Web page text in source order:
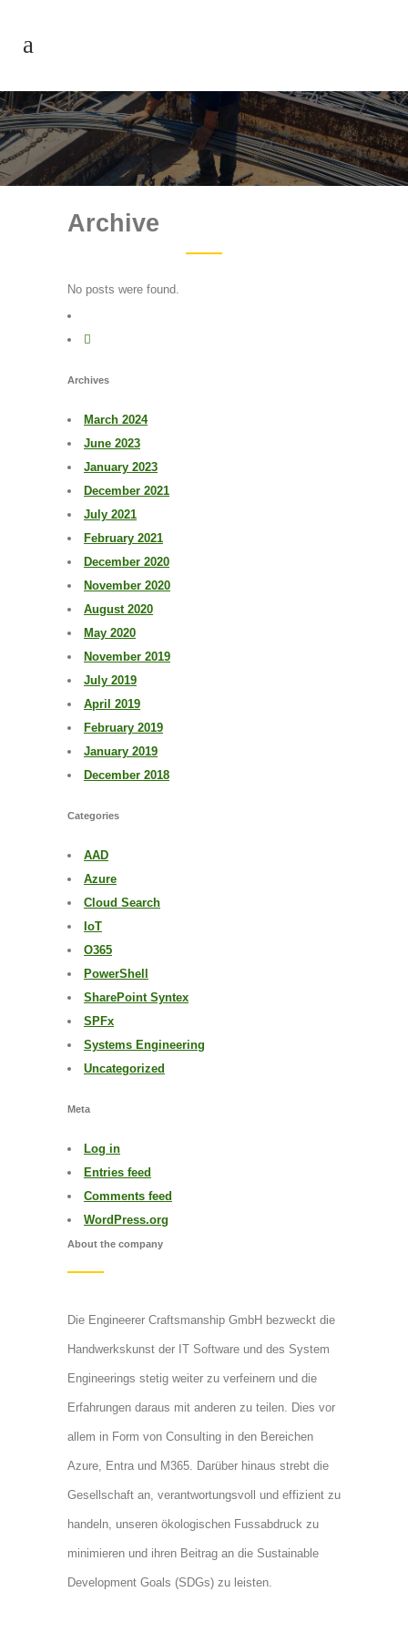
Archive
No posts were found.
Archives
March 2024
June 2023
January 2023
December 2021
July 2021
February 2021
December 2020
November 2020
August 2020
May 2020
November 2019
July 2019
April 2019
February 2019
January 2019
December 2018
Categories
AAD
Azure
Cloud Search
IoT
O365
PowerShell
SharePoint Syntex
SPFx
Systems Engineering
Uncategorized
Meta
Log in
Entries feed
Comments feed
WordPress.org
About the company
Die Engineerer Craftsmanship GmbH bezweckt die
Handwerkskunst der IT Software und des System
Engineerings stetig weiter zu verfeinern und die
Erfahrungen daraus mit anderen zu teilen. Dies vor
allem in Form von Consulting in den Bereichen
Azure, Entra und M365. Darüber hinaus strebt die
Gesellschaft an, verantwortungsvoll und effizient zu
handeln, unseren ökologischen Fussabdruck zu
minimieren und ihren Beitrag an die Sustainable
Development Goals (SDGs) zu leisten.